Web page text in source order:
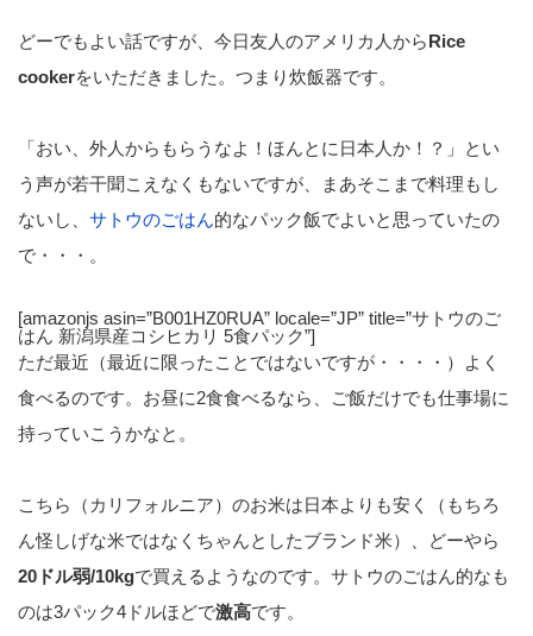
どーでもよい話ですが、今日友人のアメリカ人からRice
cookerをいただきました。つまり炊飯器です。
「おい、外人からもらうなよ！ほんとに日本人か！？」とい
う声が若干聞こえなくもないですが、まあそこまで料理もし
ないし、 サトウのごはん的なパック飯でよいと思っていたの
で・・・。
[amazonjs asin=”B001HZ0RUA” locale=”JP” title=”サトウのご
はん 新潟県産コシヒカリ 5食パック”]
ただ最近（最近に限ったことではないですが・・・・）よく
食べるのです。お昼に2食食べるなら、ご飯だけでも仕事場に
持っていこうかなと。
こちら（カリフォルニア）のお米は日本よりも安く（もちろ
ん怪しげな米ではなくちゃんとしたブランド米）、どーやら
20ドル弱/10kgで買えるようなのです。サトウのごはん的なも
のは3パック4ドルほどで激高です。